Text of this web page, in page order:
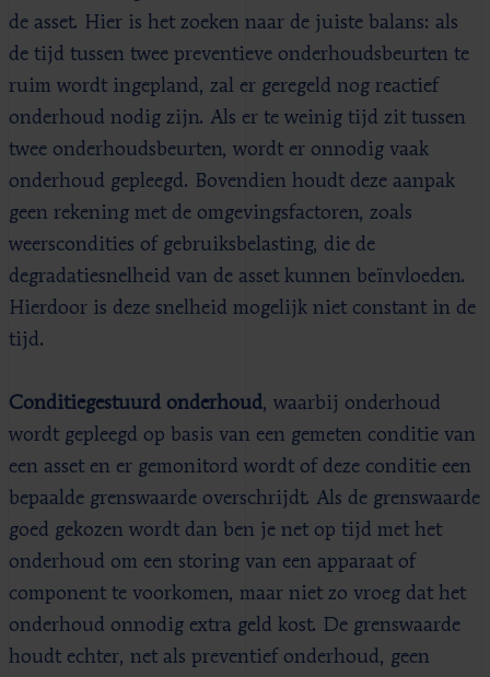
de asset. Hier is het zoeken naar de juiste balans: als
de tijd tussen twee preventieve onderhoudsbeurten te
ruim wordt ingepland, zal er geregeld nog reactief
onderhoud nodig zijn. Als er te weinig tijd zit tussen
twee onderhoudsbeurten, wordt er onnodig vaak
onderhoud gepleegd. Bovendien houdt deze aanpak
geen rekening met de omgevingsfactoren, zoals
weerscondities of gebruiksbelasting, die de
degradatiesnelheid van de asset kunnen beïnvloeden.
Hierdoor is deze snelheid mogelijk niet constant in de
tijd.
Conditiegestuurd onderhoud, waarbij onderhoud
wordt gepleegd op basis van een gemeten conditie van
een asset en er gemonitord wordt of deze conditie een
bepaalde grenswaarde overschrijdt. Als de grenswaarde
goed gekozen wordt dan ben je net op tijd met het
onderhoud om een storing van een apparaat of
component te voorkomen, maar niet zo vroeg dat het
onderhoud onnodig extra geld kost. De grenswaarde
houdt echter, net als preventief onderhoud, geen